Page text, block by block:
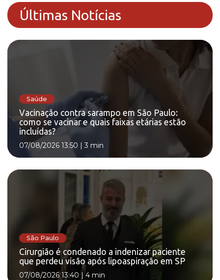
Últimas Notícias
Saúde
Vacinação contra sarampo em São Paulo:
como se vacinar e quais faixas etárias estão
incluídas?
07/08/2026 13:50 |3 min
São Paulo
Cirurgião é condenado a indenizar paciente
que perdeu visão após lipoaspiração em SP
07/08/2026 13:40 | 4 min